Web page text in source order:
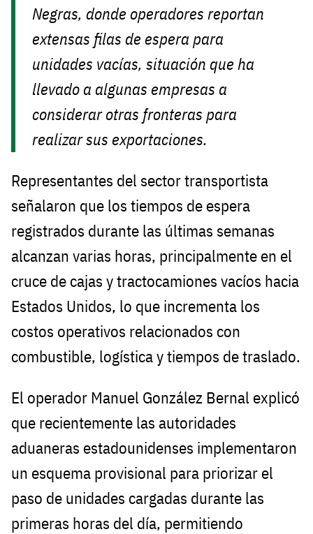
Negras, donde operadores reportan
extensas filas de espera para
unidades vacías, situación que ha
llevado a algunas empresas a
considerar otras fronteras para
realizar sus exportaciones.
Representantes del sector transportista
señalaron que los tiempos de espera
registrados durante las últimas semanas
alcanzan varias horas, principalmente en el
cruce de cajas y tractocamiones vacíos hacia
Estados Unidos, lo que incrementa los
costos operativos relacionados con
combustible, logística y tiempos de traslado.
El operador Manuel González Bernal explicó
que recientemente las autoridades
aduaneras estadounidenses implementaron
un esquema provisional para priorizar el
paso de unidades cargadas durante las
primeras horas del día, permitiendo